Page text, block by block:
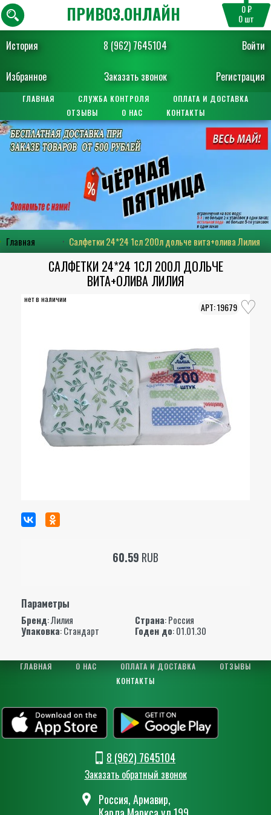
История 8 (962) 7645104 Войти
Избранное Заказать звонок Регистрация
ПРИВОЗ.ОНЛАЙН 0 ₽
0шт
ГЛАВНАЯ СЛУЖБА КОНТРОЛЯ
ОПЛАТА И ДОСТАВКА
ОТЗЫВЫ
О НАС КОНТАКТЫ
Главная Салфетки 24*24 1сл 200л дольче вита+олива Лилия
САЛФЕТКИ 24*24 1СЛ 200Л ДОЛЬЧЕ
ВИТА+ОЛИВА ЛИЛИЯ
нет в наличии
19679
60.59 RUB
Параметры
Бренд:Лилия Страна: Россия
Упаковка: Стандарт Годен до: 01.01.30
ГЛАВНАЯ О НАС ОПЛАТА И ДОСТАВКА
ОТЗЫВЫ
КОНТАКТЫ
8 (962) 7645104
Заказать обратный звонок
Россия, Армавир,